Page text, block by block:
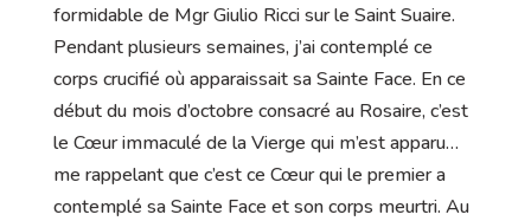
formidable de Mgr Giulio Ricci sur le Saint Suaire.
Pendant plusieurs semaines, j’ai contemplé ce
corps crucifié où apparaissait sa Sainte Face. En ce
début du mois d’octobre consacré au Rosaire, c’est
le Cœur immaculé de la Vierge qui m’est apparu…
me rappelant que c’est ce Cœur qui le premier a
contemplé sa Sainte Face et son corps meurtri. Au